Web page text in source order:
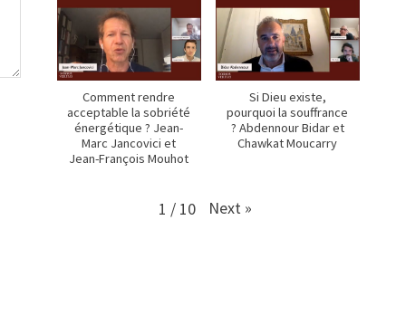
Comment rendre
acceptable la sobriété
énergétique ? Jean-
Marc Jancovici et
Jean-François Mouhot
Si Dieu existe,
pourquoi la souffrance
? Abdennour Bidar et
Chawkat Moucarry
1 / 10 Next »